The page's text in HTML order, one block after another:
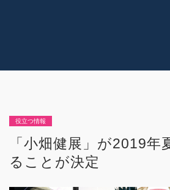
役立つ情報
「小畑健展」が2019年
ることが決定